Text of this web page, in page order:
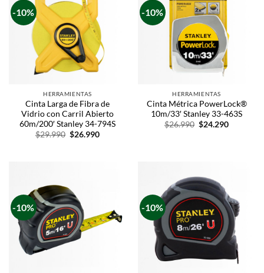
-10%
HERRAMIENTAS
Cinta Larga de Fibra de
Vidrio con Carril Abierto
60m/200′ Stanley 34-794S
$29.990 $26.990
-10%
HERRAMIENTAS
Cinta Métrica PowerLock®
10m/33′ Stanley 33-463S
$26.990 $24.290
-10% -10%